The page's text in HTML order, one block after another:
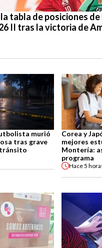
tabla de posiciones de
II tras la victoria de
murió
tras grave
Corea y
mejores
Montería:
programa
Hace5